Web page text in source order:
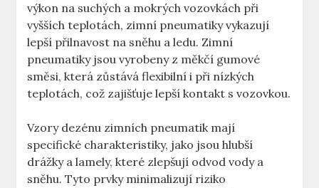
výkon na suchých a mokrých vozovkách při
vyšších teplotách, zimní pneumatiky vykazují
lepší přilnavost na sněhu a ledu. Zimní
pneumatiky jsou vyrobeny z měkčí gumové
směsi, která zůstává flexibilní i při nízkých
teplotách, což zajišťuje lepší kontakt s vozovkou.
Vzory dezénu zimních pneumatik mají
specifické charakteristiky, jako jsou hlubší
drážky a lamely, které zlepšují odvod vody a
sněhu. Tyto prvky minimalizují riziko